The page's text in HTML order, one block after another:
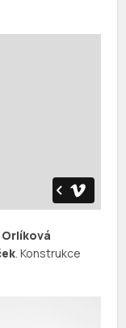
. Konstrukce